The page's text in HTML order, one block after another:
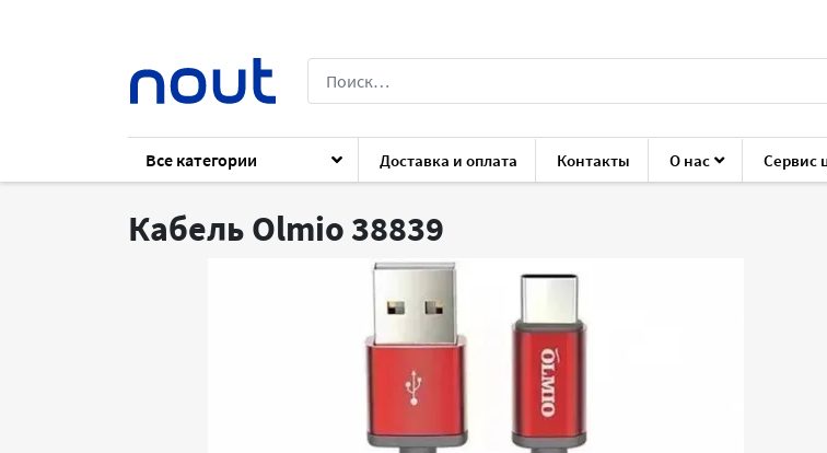
Все категории Доставка и оплата Контакты О нас Сервис
Каталог Аксессуары Аксессуары для ноутбуков и ПК Кабели,
Кабель Olmio 38839